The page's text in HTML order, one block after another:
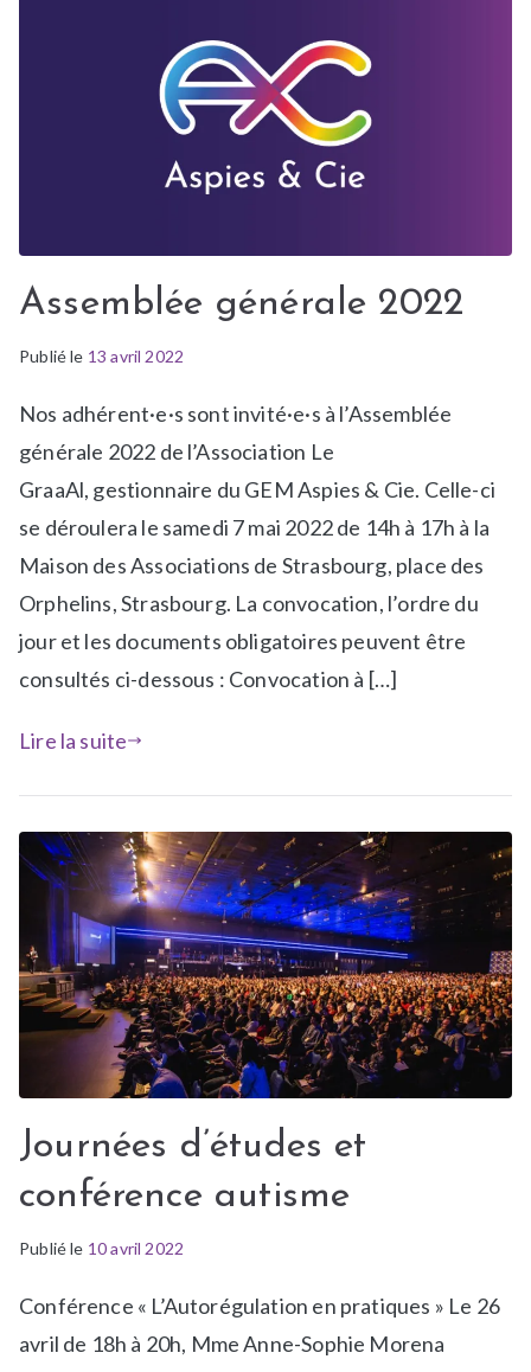
Assemblée générale 2022
Publié le 13 avril 2022
P
b
l
é
d
a
n
N
e
Nos adhérent·e·s sont invité·e·s à l’Assemblée
générale 2022 de l’Association Le
GraaAl, gestionnaire du GEM Aspies & Cie. Celle-ci
se déroulera le samedi 7 mai 2022 de 14h à 17h à la
Maison des Associations de Strasbourg, place des
Orphelins, Strasbourg. La convocation, l’ordre du
jour et les documents obligatoires peuvent être
consultés ci-dessous : Convocation à […]
Lire la suite
Journées d’études et
conférence autisme
Publié le 10 avril 2022
P
b
l
É
i
q
Conférence « L’Autorégulation en pratiques » Le 26
avril de 18h à 20h, Mme Anne-Sophie Morena